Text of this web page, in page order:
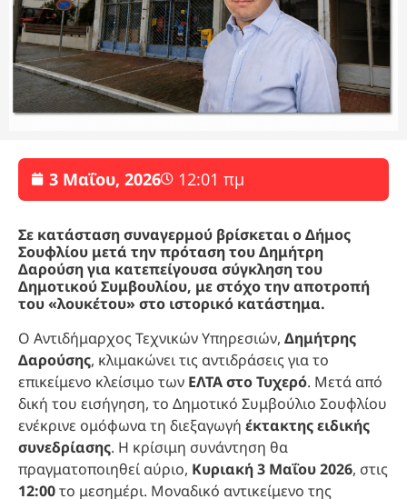
3 Μαΐου, 2026 12:01 πμ
Σε κατάσταση συναγερμού βρίσκεται ο Δήμος
Σουφλίου μετά την πρόταση του Δημήτρη
Δαρούση για κατεπείγουσα σύγκληση του
Δημοτικού Συμβουλίου, με στόχο την αποτροπή
του «λουκέτου» στο ιστορικό κατάστημα.
Ο Αντιδήμαρχος Τεχνικών Υπηρεσιών, Δημήτρης
Δαρούσης, κλιμακώνει τις αντιδράσεις για το
επικείμενο κλείσιμο των ΕΛΤΑ στο Τυχερό. Μετά από
δική του εισήγηση, το Δημοτικό Συμβούλιο Σουφλίου
ενέκρινε ομόφωνα τη διεξαγωγή έκτακτης ειδικής
συνεδρίασης. Η κρίσιμη συνάντηση θα
πραγματοποιηθεί αύριο, Κυριακή 3 Μαΐου 2026, στις
12:00το μεσημέρι. Μοναδικό αντικείμενο της